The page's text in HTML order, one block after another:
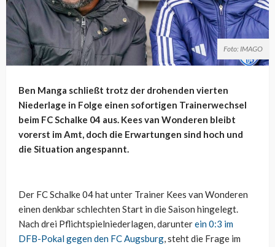
Foto: IMAGO
Ben Manga schließt trotz der drohenden vierten
Niederlage in Folge einen sofortigen Trainerwechsel
beim FC Schalke 04 aus. Kees van Wonderen bleibt
vorerst im Amt, doch die Erwartungen sind hoch und
die Situation angespannt.
Der FC Schalke 04 hat unter Trainer Kees van Wonderen
einen denkbar schlechten Start in die Saison hingelegt.
Nach drei Pflichtspielniederlagen, darunterein 0:3 im
DFB-Pokal gegen den FC Augsburg, steht die Frage im